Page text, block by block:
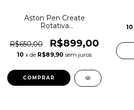
Aston Pen Create
Rotativa
Tatuagem - 3 grips
R$650,00 R$899,00
10 x de R$89,90 sem juros
COMPRAR
10